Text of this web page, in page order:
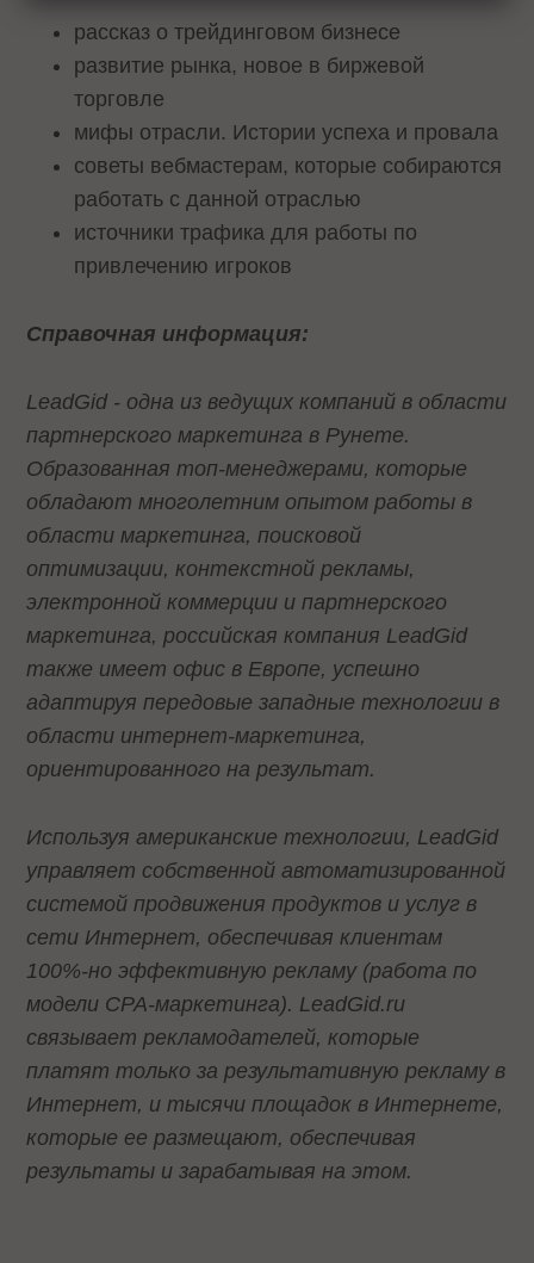
рассказ о трейдинговом бизнесе
развитие рынка, новое в биржевой
торговле
мифы отрасли. Истории успеха и провала
советы вебмастерам, которые собираются
работать с данной отраслью
источники трафика для работы по
привлечению игроков
Справочная информация:
LeadGid - одна из ведущих компаний в области
партнерского маркетинга в Рунете.
Образованная топ-менеджерами, которые
обладают многолетним опытом работы в
области маркетинга, поисковой
оптимизации, контекстной рекламы,
электронной коммерции и партнерского
маркетинга, российская компания LeadGid
также имеет офис в Европе, успешно
адаптируя передовые западные технологии в
области интернет-маркетинга,
ориентированного на результат.
Используя американские технологии, LeadGid
управляет собственной автоматизированной
системой продвижения продуктов и услуг в
сети Интернет, обеспечивая клиентам
100%-но эффективную рекламу (работа по
модели CPA-маркетинга). LeadGid.ru
связывает рекламодателей, которые
платят только за результативную рекламу в
Интернет, и тысячи площадок в Интернете,
которые ее размещают, обеспечивая
результаты и зарабатывая на этом.